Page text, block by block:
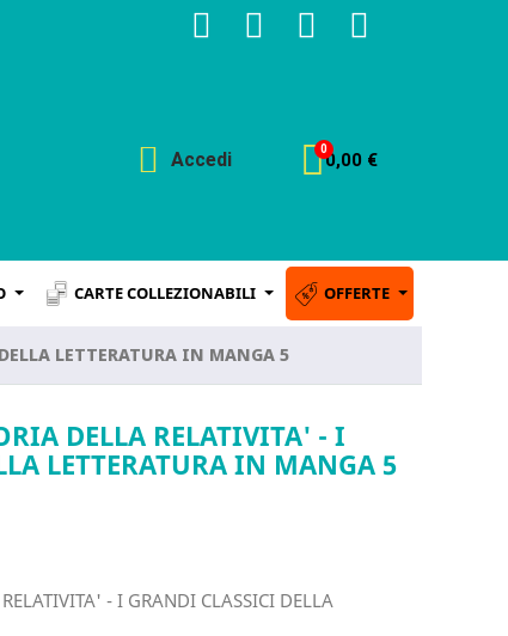
Accedi 0,00 €
CARTE COLLEZIONABILI OFFERTE
LETTERATURA IN MANGA 5
DELLA RELATIVITA' - I
LETTERATURA IN MANGA 5
- I GRANDI CLASSICI DELLA